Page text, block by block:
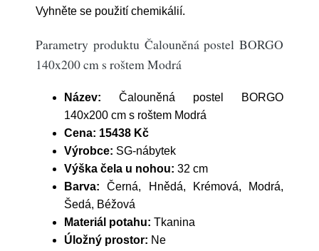
Vyhněte se použití chemikálií.
Parametry produktu Čalouněná postel BORGO
140x200 cm s roštem Modrá
Název: Čalouněná postel BORGO
140x200 cm s roštem Modrá
Cena: 15438 Kč
Výrobce: SG-nábytek
Výška čela u nohou: 32 cm
Barva: Černá, Hnědá, Krémová, Modrá,
Šedá, Béžová
Materiál potahu: Tkanina
Úložný prostor: Ne